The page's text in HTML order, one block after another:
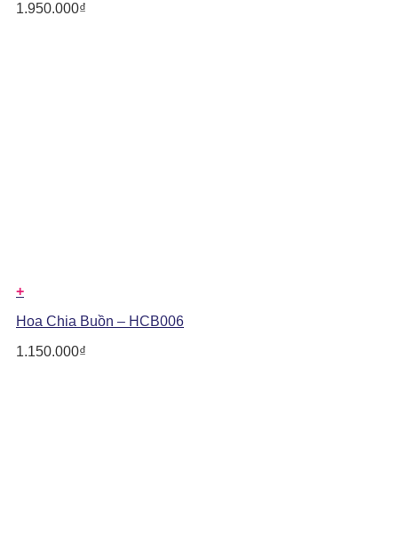
1.950.000₫
+
Hoa Chia Buồn – HCB006
1.150.000₫